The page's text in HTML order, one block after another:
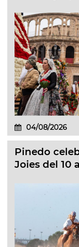
04/08/2026
Pinedo
Joies del 10